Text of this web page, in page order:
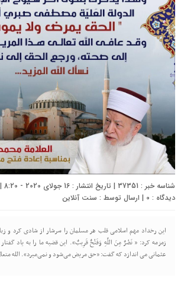
دیدگاه : 0 | ارسال توسط : سنت آنلاین
این رخداد مهم اسلامی قلب هر مسلمان را سرشار از شادی کرد و
زمزمه کرد: « نَصْرٌ مِنَ اللَّهِ وَفَتْحٌ قَرِيبٌ». این قضیه ما را به یاد
عثمانی می اندازد که گفت: «حق مریض می‌شود و نمی‌میرد». الله